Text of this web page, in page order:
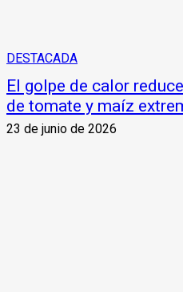
DESTACADA
El golpe de calor
de tomate y maíz
23 de junio de 2026